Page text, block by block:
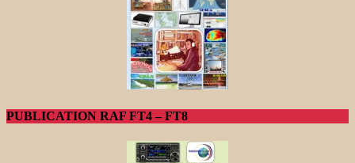
PUBLICATION RAF FT4 – FT8